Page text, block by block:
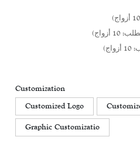
Customization
Customized Logo
Graphic Customizatio